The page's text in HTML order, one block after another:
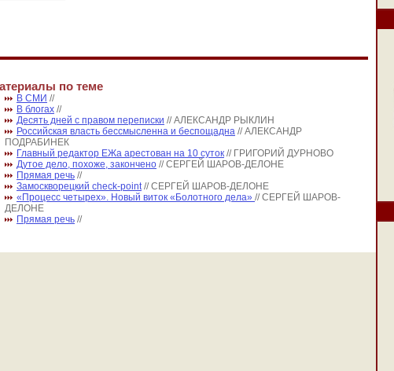
по теме
В СМИ //
В блогах //
Десять дней с правом переписки // АЛЕКСАНДР РЫКЛИН
Российская власть бессмысленна и беспощадна // АЛЕКСАНДР
ПОДРАБИНЕК
Главный редактор ЕЖа арестован на 10 суток // ГРИГОРИЙ ДУРНОВО
Дутое дело, похоже, закончено // СЕРГЕЙ ШАРОВ-ДЕЛОНЕ
Прямая речь //
Замоскворецкий check-point // СЕРГЕЙ ШАРОВ-ДЕЛОНЕ
«Процесс четырех». Новый виток «Болотного дела» // СЕРГЕЙ ШАРОВ-
ДЕЛОНЕ
Прямая речь //